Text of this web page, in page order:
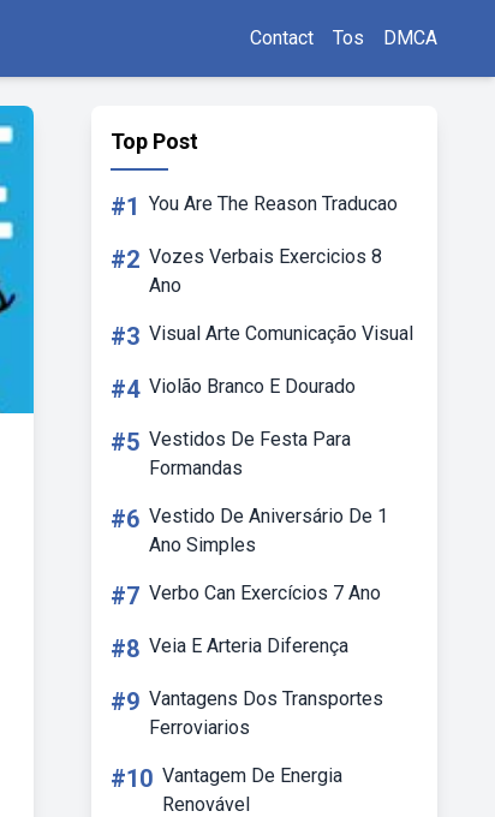
Contact Tos DMCA
Top Post
#1 You Are The Reason Traducao
#2 Vozes Verbais Exercicios 8
Ano
#3 Visual Arte Comunicação Visual
#4 Violão Branco E Dourado
#5 Vestidos De Festa Para
Formandas
#6 Vestido De Aniversário De 1
Ano Simples
#7 Verbo Can Exercícios 7 Ano
#8 Veia E Arteria Diferença
#9 Vantagens Dos Transportes
Ferroviarios
#10 Vantagem De Energia
Renovável